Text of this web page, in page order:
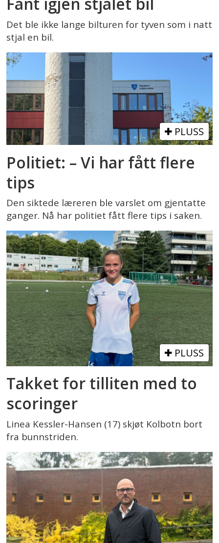
Det ble ikke lange bilturen for tyven som i natt
stjal en bil.
PLUSS
Politiet: – Vi har fått flere
tips
Den siktede læreren ble varslet om gjentatte
ganger. Nå har politiet fått flere tips i saken.
PLUSS
Takket for tilliten med to
scoringer
Linea Kessler-Hansen (17) skjøt Kolbotn bort
fra bunnstriden.